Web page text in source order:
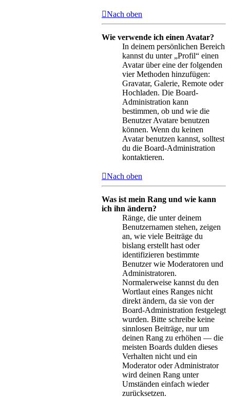
Nach oben
Wie verwende ich einen Avatar?
In deinem persönlichen Bereich
kannst du unter „Profil“ einen
Avatar über eine der folgenden
vier Methoden hinzufügen:
Gravatar, Galerie, Remote oder
Hochladen. Die Board-
Administration kann
bestimmen, ob und wie die
Benutzer Avatare benutzen
können. Wenn du keinen
Avatar benutzen kannst, solltest
du die Board-Administration
kontaktieren.
Nach oben
Was ist mein Rang und wie kann
ich ihn ändern?
Ränge, die unter deinem
Benutzernamen stehen, zeigen
an, wie viele Beiträge du
bislang erstellt hast oder
identifizieren bestimmte
Benutzer wie Moderatoren und
Administratoren.
Normalerweise kannst du den
Wortlaut eines Ranges nicht
direkt ändern, da sie von der
Board-Administration festgelegt
wurden. Bitte schreibe keine
sinnlosen Beiträge, nur um
deinen Rang zu erhöhen — die
meisten Boards dulden dieses
Verhalten nicht und ein
Moderator oder Administrator
wird deinen Rang unter
Umständen einfach wieder
zurücksetzen.